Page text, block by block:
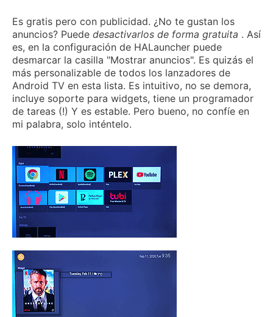
Es gratis pero con publicidad. ¿No te gustan los
anuncios? Puede desactivarlos de forma gratuita . Así
es, en la configuración de HALauncher puede
desmarcar la casilla "Mostrar anuncios". Es quizás el
más personalizable de todos los lanzadores de
Android TV en esta lista. Es intuitivo, no se demora,
incluye soporte para widgets, tiene un programador
de tareas (!) Y es estable. Pero bueno, no confíe en
mi palabra, solo inténtelo.